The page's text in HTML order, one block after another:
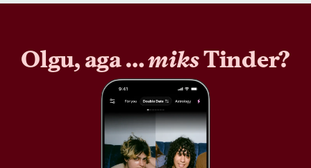
Olgu, aga …miksTinder?